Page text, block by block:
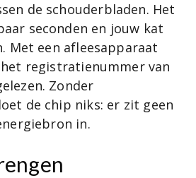
de schouderbladen. Het
seconden en jouw kat
Met een afleesapparaat
registratienummer van
Zonder
de chip niks: er zit geen
in.